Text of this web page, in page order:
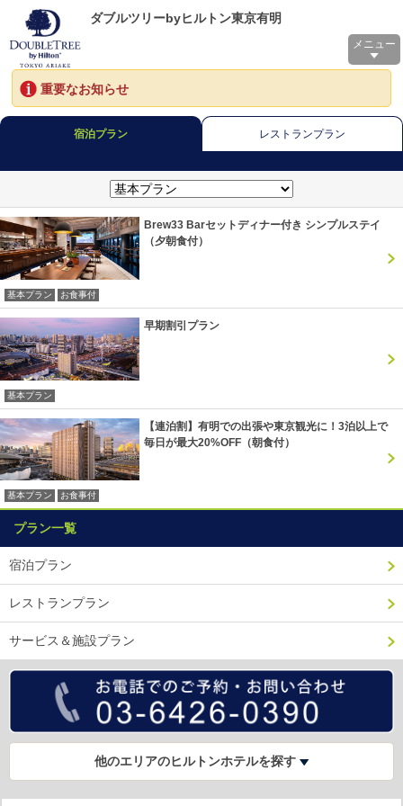
ダブルツリーbyヒルトン東京有明
メニュー
重要なお知らせ
宿泊プラン レストランプラン
Brew33 Barセットディナー付き シンプルステイ
（夕朝食付）
基本プラン お食事付
早期割引プラン
基本プラン
【連泊割】有明での出張や東京観光に！3泊以上で
毎日が最大20%OFF（朝食付）
基本プラン お食事付
プラン一覧
宿泊プラン
レストランプラン
サービス＆施設プラン
他のエリアのヒルトンホテルを探す